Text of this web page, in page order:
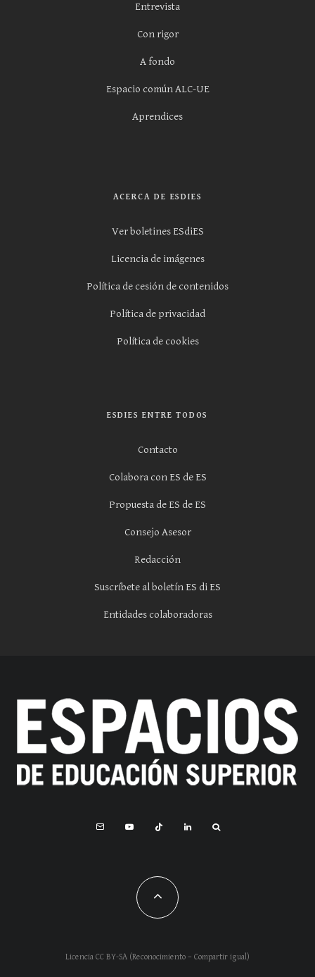
Entrevista
Con rigor
A fondo
Espacio común ALC-UE
Aprendices
ACERCA DE ESDIES
Ver boletines ESdiES
Licencia de imágenes
Política de cesión de contenidos
Política de privacidad
Política de cookies
ESDIES ENTRE TODOS
Contacto
Colabora con ES de ES
Propuesta de ES de ES
Consejo Asesor
Redacción
Suscríbete al boletín ES di ES
Entidades colaboradoras
Licencia CC BY-SA (Reconocimiento – Compartir igual)